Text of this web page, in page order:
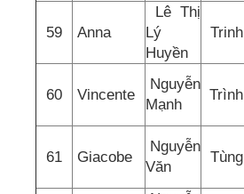
59 Anna
Lê Thị
Lý
Huyền
Trinh
60 Vincente
Nguyễn
Mạnh
Trình
61 Giacobe
Nguyễn
Văn
Tùng